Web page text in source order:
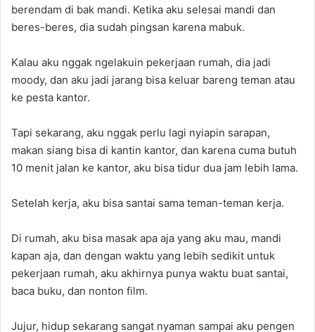
berendam di bak mandi. Ketika aku selesai mandi dan
beres-beres, dia sudah pingsan karena mabuk.
Kalau aku nggak ngelakuin pekerjaan rumah, dia jadi
moody, dan aku jadi jarang bisa keluar bareng teman atau
ke pesta kantor.
Tapi sekarang, aku nggak perlu lagi nyiapin sarapan,
makan siang bisa di kantin kantor, dan karena cuma butuh
10 menit jalan ke kantor, aku bisa tidur dua jam lebih lama.
Setelah kerja, aku bisa santai sama teman-teman kerja.
Di rumah, aku bisa masak apa aja yang aku mau, mandi
kapan aja, dan dengan waktu yang lebih sedikit untuk
pekerjaan rumah, aku akhirnya punya waktu buat santai,
baca buku, dan nonton film.
Jujur, hidup sekarang sangat nyaman sampai aku pengen